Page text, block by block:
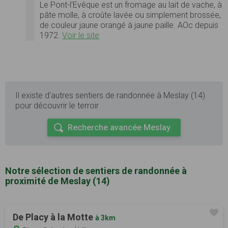
Le Pont-l’Evêque est un fromage au lait de vache, à
pâte molle, à croûte lavée ou simplement brossée,
de couleur jaune orangé à jaune paille. AOc depuis
1972. Voir le site
Il existe d'autres sentiers de randonnée à Meslay (14)
pour découvrir le terroir
Recherche avancée Meslay
Notre sélection de sentiers de randonnée à
proximité de Meslay (14)
De Placy à la Motte à 3km